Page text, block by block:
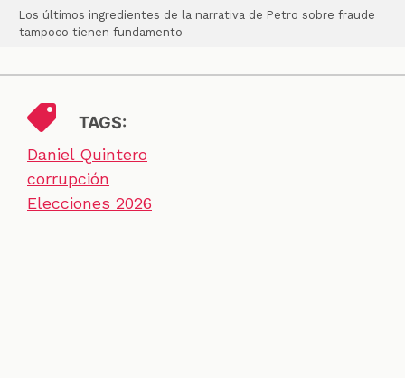
Los últimos ingredientes de la narrativa de Petro sobre fraude
tampoco tienen fundamento
TAGS:
Daniel Quintero
corrupción
Elecciones 2026